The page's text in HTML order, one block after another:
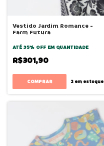
Vestido Jardim Romance -
Farm Futura
ATÉ 35% OFF EM QUANTIDADE
R$301,90
COMPRAR 2em estoque